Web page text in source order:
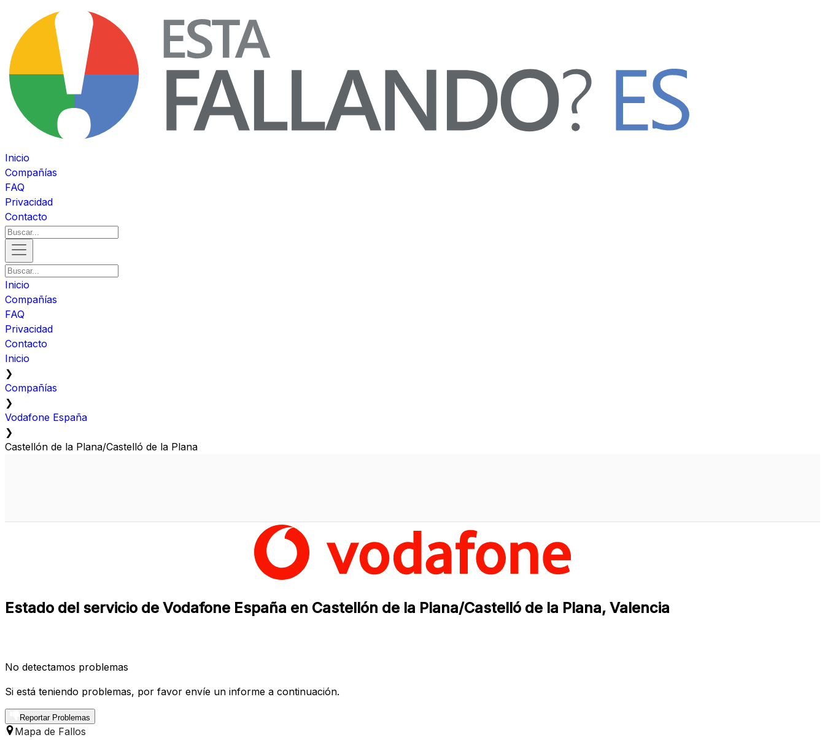
Inicio
Compañías
FAQ
Privacidad
Contacto
Inicio
Compañías
FAQ
Privacidad
Contacto
Inicio
❯
Compañías
❯
Vodafone España
❯
Castellón de la Plana/Castelló de la Plana
Estado del servicio de Vodafone España en Castellón de la Plana/Castelló de la Plana, Valencia
No detectamos problemas
Si está teniendo problemas, por favor envíe un informe a continuación.
Reportar Problemas
Mapa de Fallos